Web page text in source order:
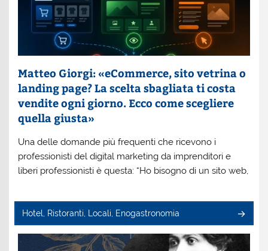
Matteo Giorgi: «eCommerce, sito vetrina o
landing page? La scelta sbagliata ti costa
vendite ogni giorno. Ecco come scegliere
quella giusta»
Una delle domande più frequenti che ricevono i
professionisti del digital marketing da imprenditori e
liberi professionisti è questa: “Ho bisogno di un sito web,
Hotel, Ristoranti, Locali, Enogastronomia